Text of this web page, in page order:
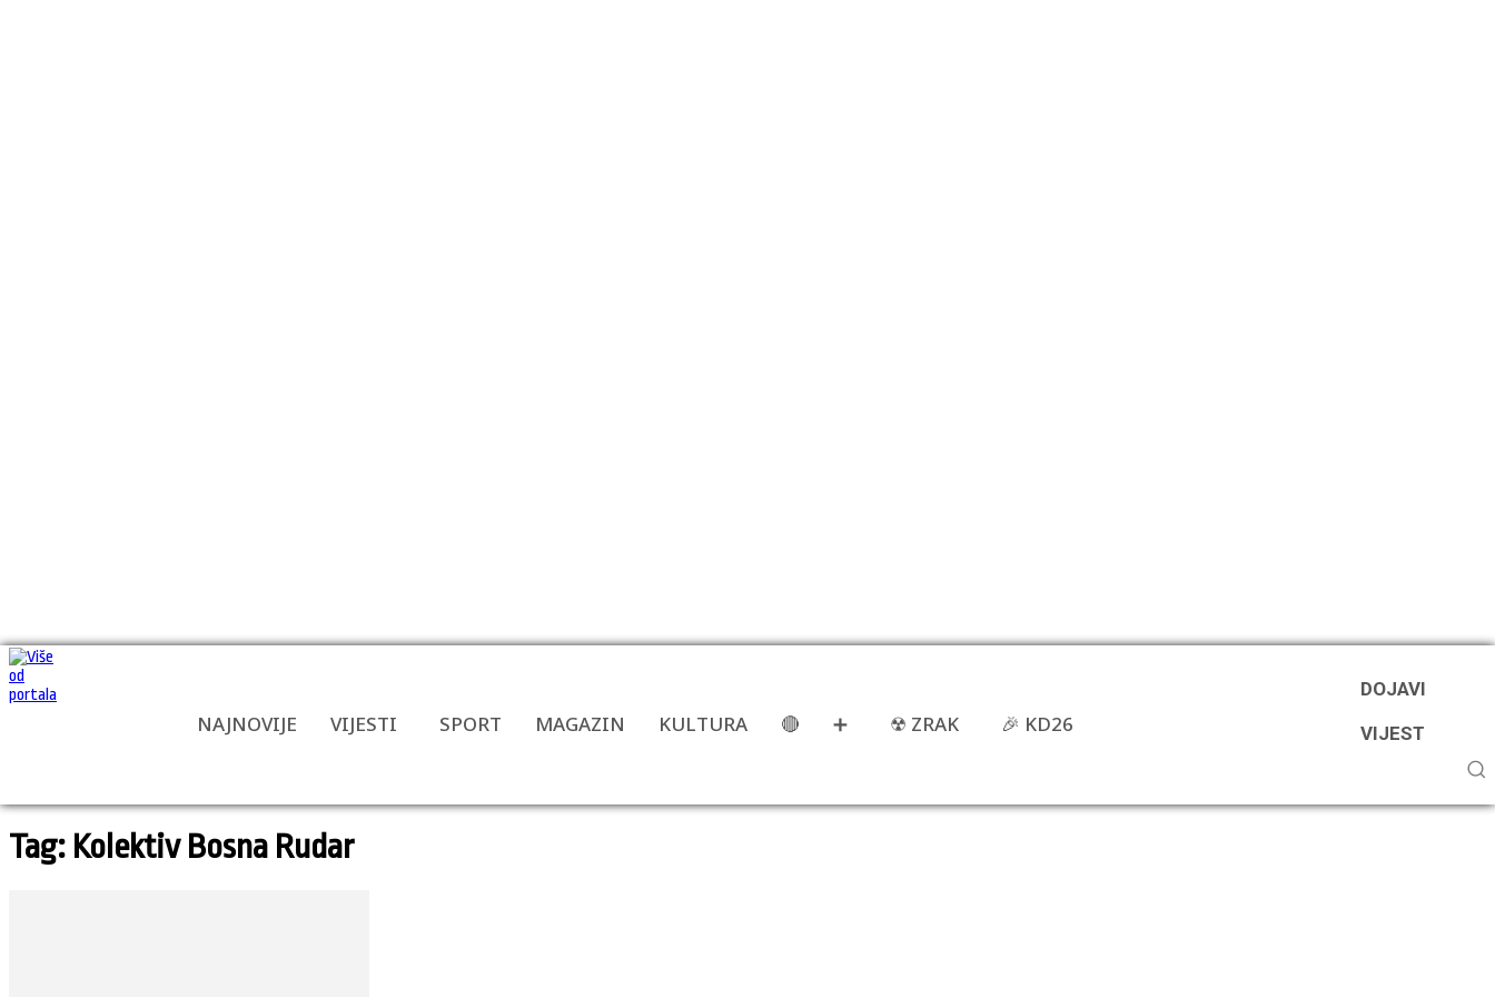
NAJNOVIJE VIJESTI SPORT MAGAZIN KULTURA 🔴 ➕ ☢ ZRAK 🎉 KD26
DOJAVI
VIJEST
Tag: Kolektiv Bosna Rudar